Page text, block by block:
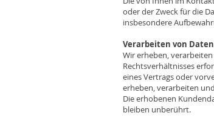
oder der Zweck für die
insbesondere
Verarbeiten von
Wir erheben,
Rechtsverhältnisses
eines Vertrags oder
erheben, verarbeiten
Die erhobenen
bleiben unberührt.